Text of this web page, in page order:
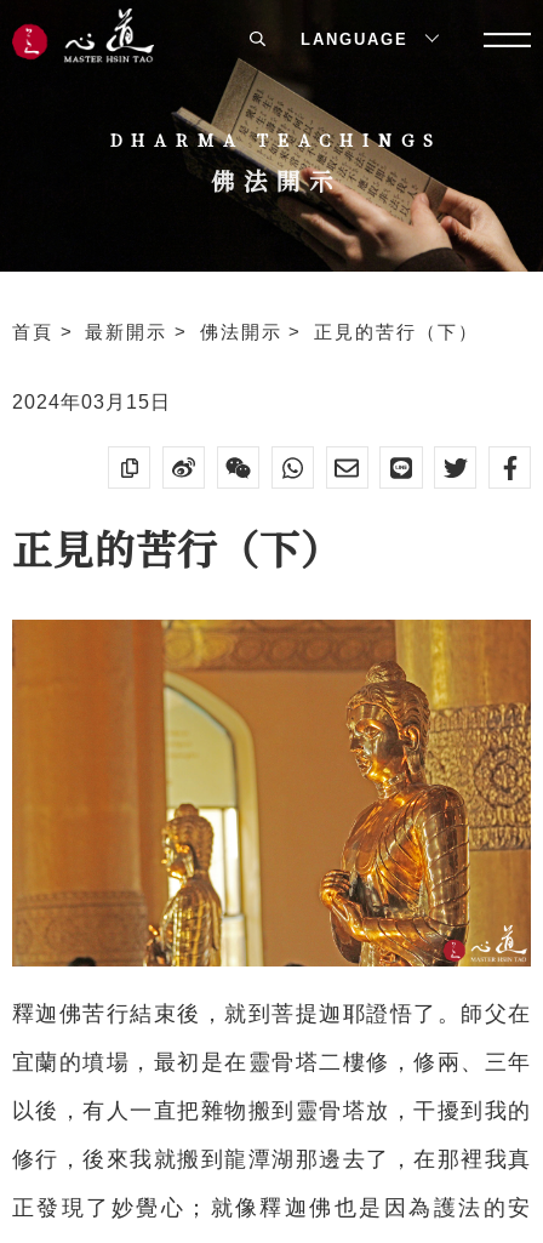
DHARMA TEACHINGS
佛法開示
首頁 最新開示 佛法開示 正見的苦行（下）
2024年03月15日
正見的苦行（下）
釋迦佛苦行結束後，就到菩提迦耶證悟了。師父在
宜蘭的墳場，最初是在靈骨塔二樓修，修兩、三年
以後，有人一直把雜物搬到靈骨塔放，干擾到我的
修行，後來我就搬到龍潭湖那邊去了，在那裡我真
正發現了妙覺心；就像釋迦佛也是因為護法的安
LANGUAGE